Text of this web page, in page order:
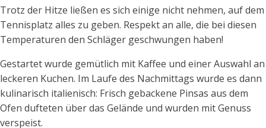
Trotz der Hitze ließen es sich einige nicht nehmen, auf dem
Tennisplatz alles zu geben. Respekt an alle, die bei diesen
Temperaturen den Schläger geschwungen haben!
Gestartet wurde gemütlich mit Kaffee und einer Auswahl an
leckeren Kuchen. Im Laufe des Nachmittags wurde es dann
kulinarisch italienisch: Frisch gebackene Pinsas aus dem
Ofen dufteten über das Gelände und wurden mit Genuss
verspeist.